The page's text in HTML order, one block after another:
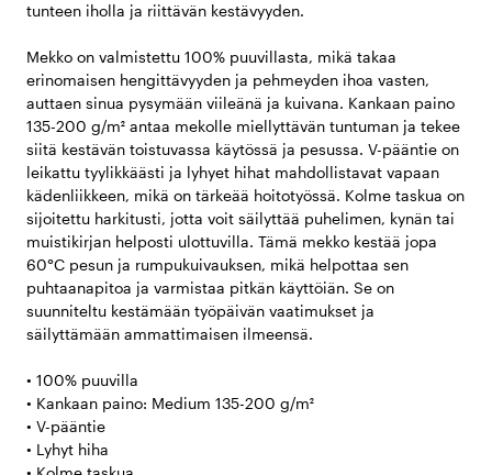
tunteen iholla ja riittävän kestävyyden.
Mekko on valmistettu 100% puuvillasta, mikä takaa
erinomaisen hengittävyyden ja pehmeyden ihoa vasten,
auttaen sinua pysymään viileänä ja kuivana. Kankaan paino
135-200 g/m² antaa mekolle miellyttävän tuntuman ja tekee
siitä kestävän toistuvassa käytössä ja pesussa. V-pääntie on
leikattu tyylikkäästi ja lyhyet hihat mahdollistavat vapaan
kädenliikkeen, mikä on tärkeää hoitotyössä. Kolme taskua on
sijoitettu harkitusti, jotta voit säilyttää puhelimen, kynän tai
muistikirjan helposti ulottuvilla. Tämä mekko kestää jopa
60°C pesun ja rumpukuivauksen, mikä helpottaa sen
puhtaanapitoa ja varmistaa pitkän käyttöiän. Se on
suunniteltu kestämään työpäivän vaatimukset ja
säilyttämään ammattimaisen ilmeensä.
• 100% puuvilla
• Kankaan paino: Medium 135-200 g/m²
• V-pääntie
• Lyhyt hiha